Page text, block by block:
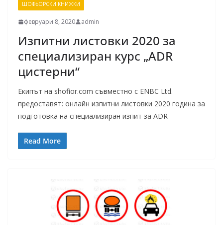
ШОФЬОРСКИ КНИЖКИ
февруари 8, 2020 admin
Изпитни листовки 2020 за
специализиран курс „ADR
цистерни“
Екипът на shofior.com съвместно с ENBC Ltd.
предоставят: онлайн изпитни листовки 2020 година за
подготовка на специализиран изпит за ADR
Read More